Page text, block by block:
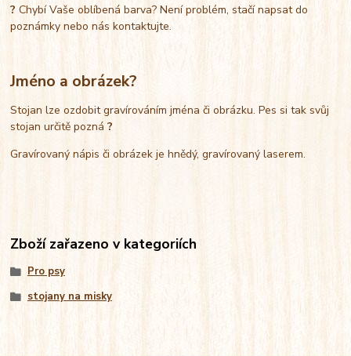
?Chybí Vaše oblíbená barva? Není problém, stačí napsat do
poznámky nebo nás kontaktujte.
Jméno a obrázek?
Stojan lze ozdobit gravírováním jména či obrázku. Pes si tak svůj
stojan určitě pozná?
Gravírovaný nápis či obrázek je hnědý, gravírovaný laserem.
Zboží zařazeno v kategoriích
Pro psy
stojany na misky